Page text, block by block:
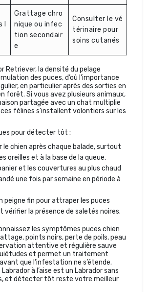
Grattage chro
nique ou infec
tion secondair
e
Consulter le vé
térinaire pour
soins cutanés
Retriever, la densité du pelage
des puces, d’où l’importance
en particulier après des sorties en
forêt. Si vous avez plusieurs animaux,
partagée avec un chat multiplie
félines s’installent volontiers sur les
pour détecter tôt :
le chien après chaque balade, surtout
oreilles et à la base de la queue.
et les couvertures au plus chaud
une fois par semaine en période à
peigne fin pour attraper les puces
vérifier la présence de saletés noires.
les symptômes puces chien
points noirs, perte de poils, peau
attentive et régulière sauve
et permet un traitement
que l’infestation ne s’étende.
à l’aise est un Labrador sans
et détecter tôt reste votre meilleur